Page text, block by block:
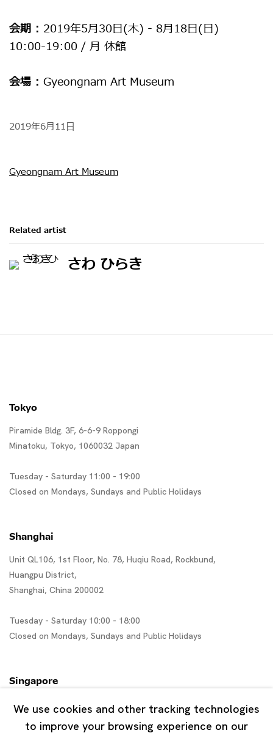
会期 : 2019年5月30日(木) - 8月18日(日)
10:00-19:00 / 月 休館
会場 : Gyeongnam Art Museum
2019年6月11日
Gyeongnam Art Museum
Related artist
さわ ひらき
Tokyo
Piramide Bldg. 3F, 6-6-9 Roppongi
Minatoku, Tokyo, 1060032 Japan
Tuesday - Saturday 11:00 - 19:00
Closed on Mondays, Sundays and Public Holidays
Shanghai
Unit QL106, 1st Floor, No. 78, Huqiu Road, Rockbund,
Huangpu District,
Shanghai, China 200002
Tuesday - Saturday 10:00 - 18:00
Closed on Mondays, Sundays and Public Holidays
Singapore
7 Lock Road, #02-13 Gillman Barracks
We use cookies and other tracking technologies
to improve your browsing experience on our